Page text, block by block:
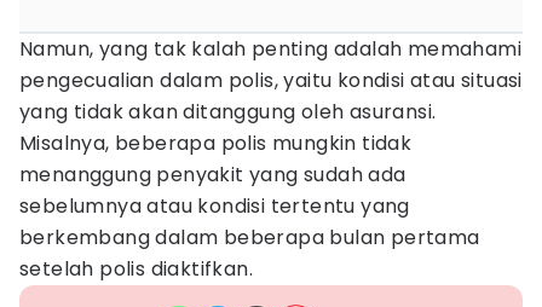
Namun, yang tak kalah penting adalah memahami
pengecualian dalam polis, yaitu kondisi atau situasi
yang tidak akan ditanggung oleh asuransi.
Misalnya, beberapa polis mungkin tidak
menanggung penyakit yang sudah ada
sebelumnya atau kondisi tertentu yang
berkembang dalam beberapa bulan pertama
setelah polis diaktifkan.